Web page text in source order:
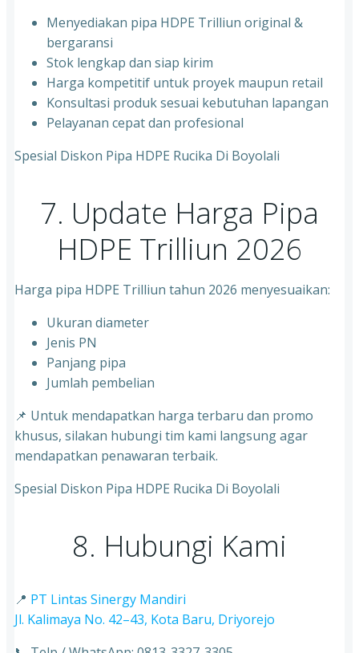
Menyediakan pipa HDPE Trilliun original &
bergaransi
⁠Stok lengkap dan siap kirim
⁠Harga kompetitif untuk proyek maupun retail
⁠Konsultasi produk sesuai kebutuhan lapangan
Pelayanan cepat dan profesional
Spesial Diskon Pipa HDPE Rucika Di Boyolali
7. Update Harga Pipa
HDPE Trilliun 2026
Harga pipa HDPE Trilliun tahun 2026 menyesuaikan:
Ukuran diameter
⁠Jenis PN
⁠Panjang pipa
⁠Jumlah pembelian
📌 Untuk mendapatkan harga terbaru dan promo
khusus, silakan hubungi tim kami langsung agar
mendapatkan penawaran terbaik.
Spesial Diskon Pipa HDPE Rucika Di Boyolali
8. Hubungi Kami
📍 PT Lintas Sinergy Mandiri
Jl. Kalimaya No. 42–43, Kota Baru, Driyorejo